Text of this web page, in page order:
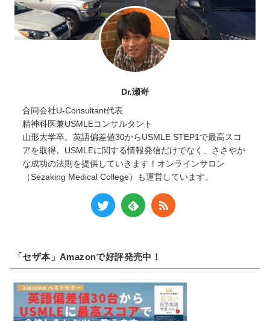
Dr.瀬嵜
合同会社U-Consultant代表
精神科医兼USMLEコンサルタント
山形大学卒。英語偏差値30からUSMLE STEP1で最高スコ
アを取得。USMLEに関する情報発信だけでなく、ささやか
な成功の法則を提供していきます！オンラインサロン
（Sezaking Medical College）も運営しています。
「セザ本」Amazonで好評発売中！